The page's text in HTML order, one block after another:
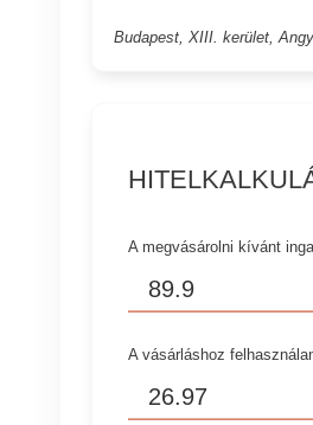
Budapest, XIII. kerület,
A megvásárolni kívánt
A vásárláshoz